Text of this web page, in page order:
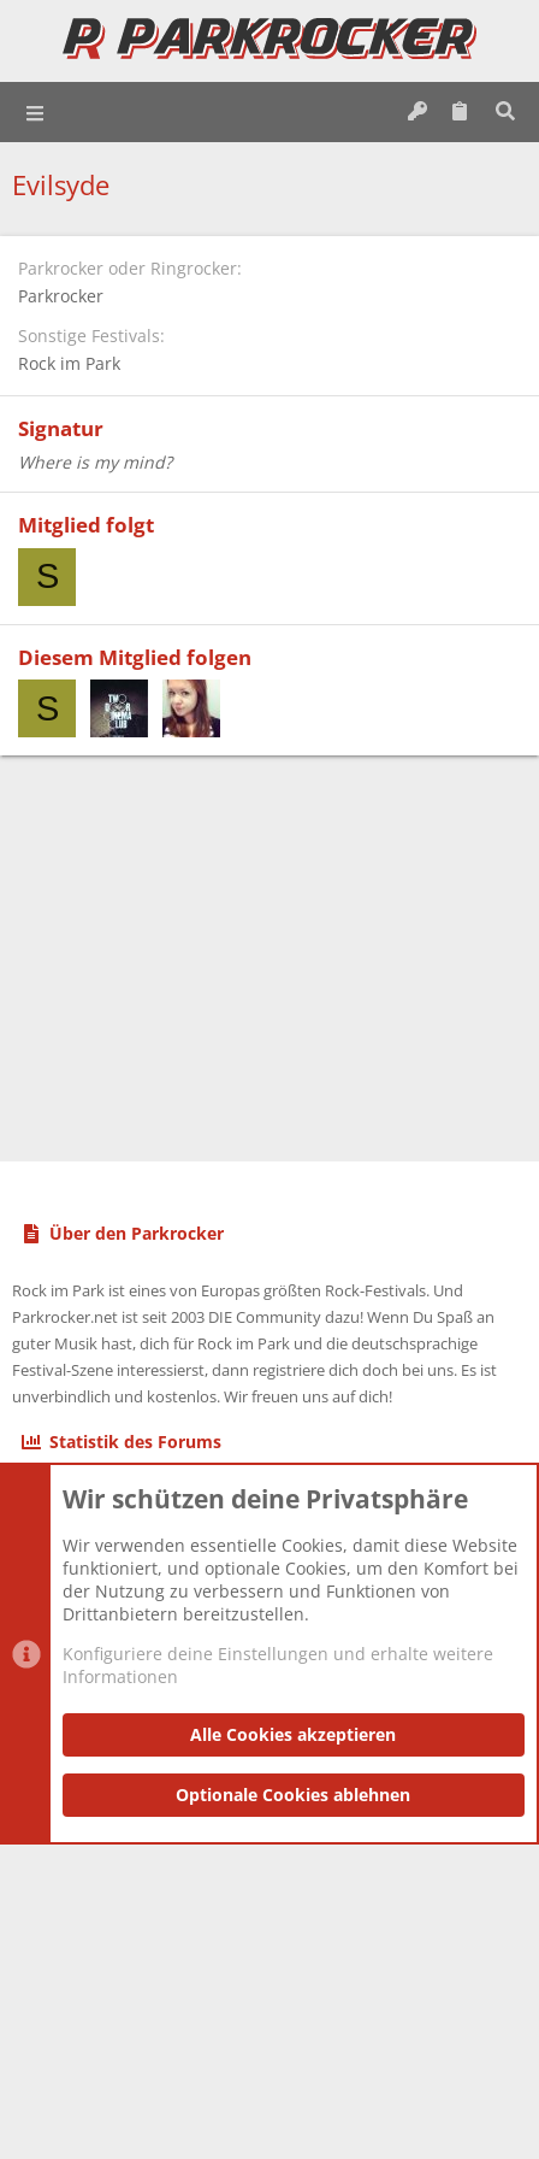
Evilsyde
Parkrocker oder Ringrocker
Parkrocker
Sonstige Festivals
Rock im Park
Signatur
Where is my mind?
Mitglied folgt
S
Diesem Mitglied folgen
S
Über den Parkrocker
Rock im Park ist eines von Europas größten Rock-Festivals. Und
Parkrocker.net ist seit 2003 DIE Community dazu! Wenn Du Spaß an
guter Musik hast, dich für Rock im Park und die deutschsprachige
Festival-Szene interessierst, dann registriere dich doch bei uns. Es ist
unverbindlich und kostenlos. Wir freuen uns auf dich!
Statistik des Forums
Themen
Mitglieder
12.427
Neuestes Mitglied
Berlin
Datenschutzerklärung Impressum
Community platform by XenForo® © 2010-2025 XenForo Ltd.
and add-ons by ThemeHouse
Wir schützen deine Privatsphäre
Wir verwenden essentielle Cookies, damit diese Website
funktioniert, und optionale Cookies, um den Komfort bei
der Nutzung zu verbessern und Funktionen von
Drittanbietern bereitzustellen.
Konfiguriere deine Einstellungen und erhalte weitere
Informationen
Alle Cookies akzeptieren
Optionale Cookies ablehnen